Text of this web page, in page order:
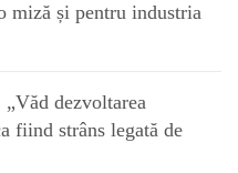
miză și pentru industria
dezvoltarea
fiind strâns legată de